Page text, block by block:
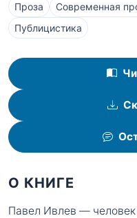
Проза Современная
Публицистика
О КНИГЕ
Павел Ивлев — человек